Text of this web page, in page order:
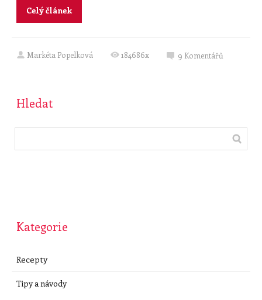
Celý článek
Markéta Popelková 184686x 9 Komentářů
Hledat
Kategorie
Recepty
Tipy a návody